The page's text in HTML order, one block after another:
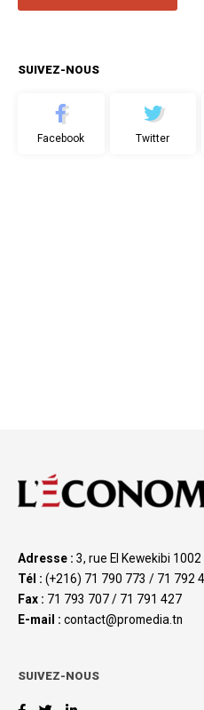
SUIVEZ-NOUS
Facebook Twitter
Adresse : 3, rue El Kewekibi
Tél : (+216) 71 790 773 / 71 792
Fax : 71 793 707 / 71 791 427
E-mail : contact@promedia.tn
SUIVEZ-NOUS